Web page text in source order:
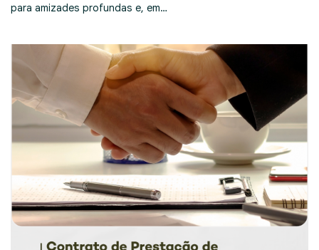
para amizades profundas e, em…